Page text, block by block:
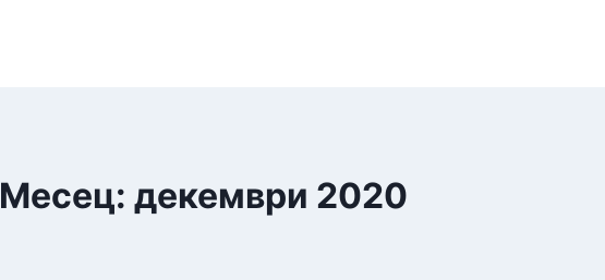
Месец: декември 2020